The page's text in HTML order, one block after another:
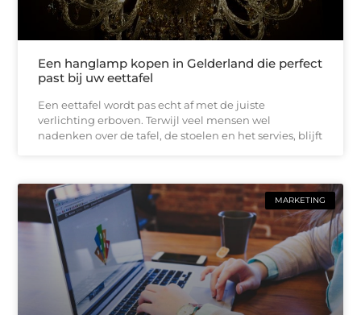
Een hanglamp kopen in Gelderland die perfect
past bij uw eettafel
Een eettafel wordt pas echt af met de juiste
verlichting erboven. Terwijl veel mensen wel
nadenken over de tafel, de stoelen en het servies, blijft
MARKETING